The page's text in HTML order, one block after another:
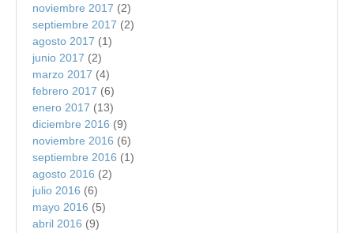
noviembre 2017 (2)
septiembre 2017 (2)
agosto 2017 (1)
junio 2017 (2)
marzo 2017 (4)
febrero 2017 (6)
enero 2017 (13)
diciembre 2016 (9)
noviembre 2016 (6)
septiembre 2016 (1)
agosto 2016 (2)
julio 2016 (6)
mayo 2016 (5)
abril 2016 (9)